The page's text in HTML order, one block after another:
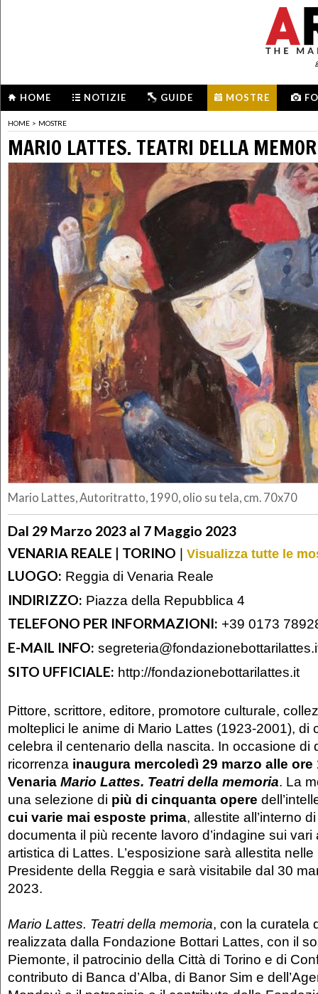
HOME NOTIZIE GUIDE MOSTRE
HOME > MOSTRE
MARIO LATTES. TEATRI DELLA
Mario Lattes, Autoritratto, 1990, olio su tela, cm. 70x70
Dal 29 Marzo 2023 al 7 Maggio 2023
VENARIA REALE | TORINO | Visualizza tutte le
LUOGO: Reggia di Venaria Reale
INDIRIZZO: Piazza della Repubblica 4
TELEFONO PER INFORMAZIONI: +39 0173
E-MAIL INFO:
SITO UFFICIALE: http://fondazionebottarilattes.it
Pittore, scrittore, editore, promotore culturale,
molteplici le anime di Mario Lattes (1923-2001), di
celebra il centenario della nascita. In occasione di
ricorrenza inaugura mercoledì 29 marzo alle ore
Venaria Mario Lattes. Teatri della memoria. La
una selezione di più di cinquanta opere
cui varie mai esposte prima, allestite all’interno
documenta il più recente lavoro d’indagine sui vari
artistica di Lattes. L’esposizione sarà allestita
Presidente della Reggia e sarà visitabile dal 30
2023.
Mario Lattes. Teatri della memoria, con la curatela
realizzata dalla Fondazione Bottari Lattes, con il
Piemonte, il patrocinio della Città di Torino e di
contributo di Banca d’Alba, di Banor Sim e